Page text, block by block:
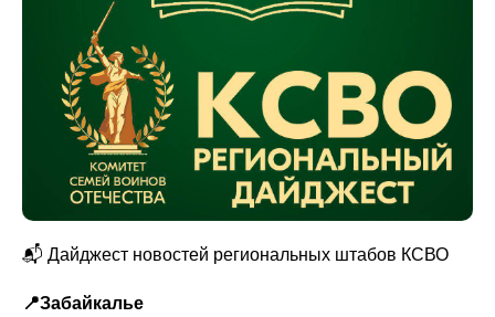
📬 Дайджест новостей региональных штабов КСВО
📍Забайкалье